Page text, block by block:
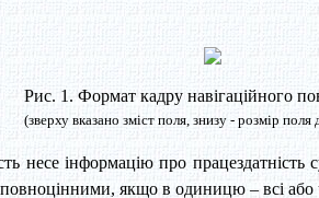
Рис. 1. Формат кадру навігаційного
(зверху вказано зміст поля, знизу - розмір поля
несе інформацію про
повноцінними, якщо в одиницю – всі